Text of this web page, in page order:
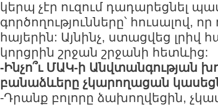
կերպ չէր ուզում դադարեցնել
գործողությունները՝ հուսալով,
հայերին: Այնինչ, ստացվեց
կորցրին շրջան շրջանի հետևից:
-Ինչո՞ւ ՄԱԿ-ի Անվտանգության
բանաձևերը չկարողացան
-Դրանք բոլորը ձախողվեցին,